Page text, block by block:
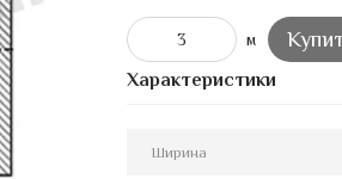
м
Характеристики
Ширина